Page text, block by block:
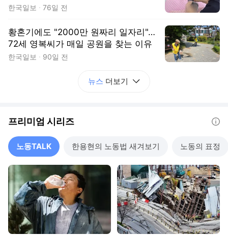
장
한국일보 76일 전
황혼기에도 "2000만 원짜리 일자리"…
72세 영복씨가 매일 공원을 찾는 이유
한국일보 90일 전
뉴스 더보기
프리미엄 시리즈
노동TALK 한용현의 노동법 새겨보기 노동의 표정